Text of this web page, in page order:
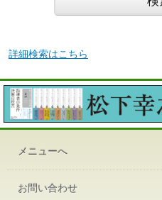
詳細検索はこちら
メニューへ
お問い合わせ